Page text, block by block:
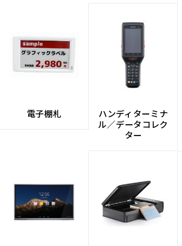
電子棚札
ハンディターミナ
ル／データコレク
ター